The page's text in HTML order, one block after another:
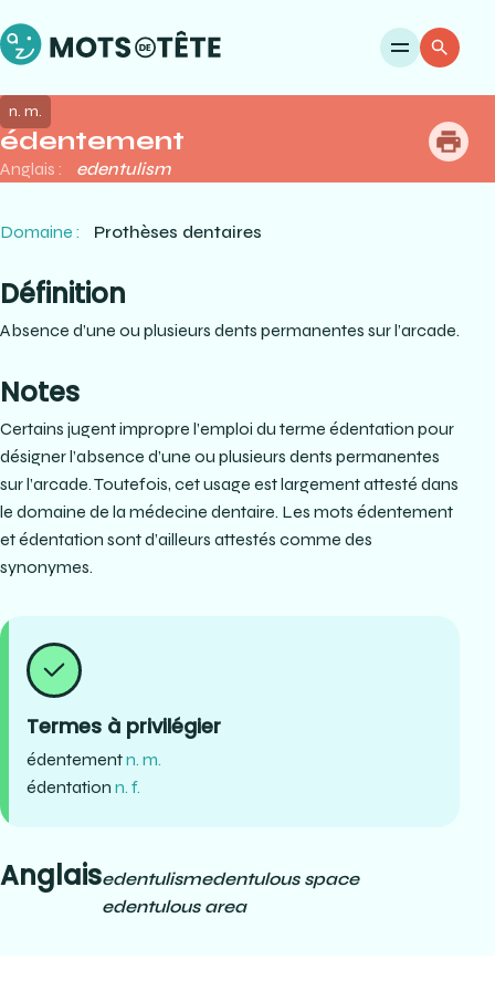
édentement
n. m.
Anglais : edentulism
Domaine : Prothèses dentaires
Définition
Absence d’une ou plusieurs dents permanentes sur l’arcade.
Notes
Certains jugent impropre l’emploi du terme édentation pour
désigner l’absence d’une ou plusieurs dents permanentes
sur l’arcade. Toutefois, cet usage est largement attesté dans
le domaine de la médecine dentaire. Les mots édentement
et édentation sont d’ailleurs attestés comme des
synonymes.
Termes à privilégier
édentementn. m.
édentation n. f.
Anglaisedentulismedentulous space
edentulous area